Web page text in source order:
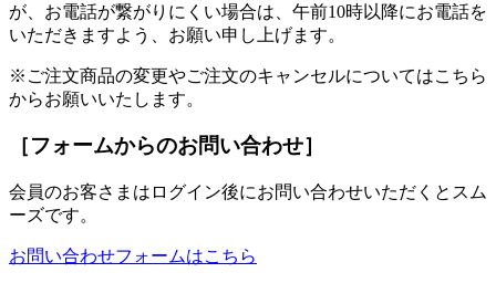
が、お電話が繋がりにくい場合は、午前10時以降にお電話を
いただきますよう、お願い申し上げます。
※ご注文商品の変更やご注文のキャンセルについてはこちら
からお願いいたします。
［フォームからのお問い合わせ］
会員のお客さまはログイン後にお問い合わせいただくとスム
ーズです。
お問い合わせフォームはこちら